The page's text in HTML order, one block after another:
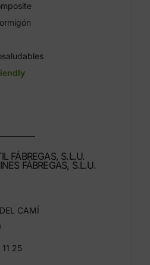
FÁBREGAS, S.L.U.
FÁBREGAS, S.L.U.
CAMÍ
25